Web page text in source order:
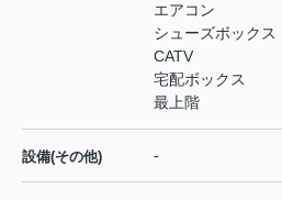
エアコン
シューズボックス
CATV
宅配ボックス
最上階
設備(その他) -